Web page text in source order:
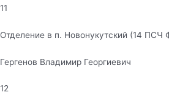
11
Отделение в п. Новонукутский (14
Гергенов Владимир Георгиевич
12